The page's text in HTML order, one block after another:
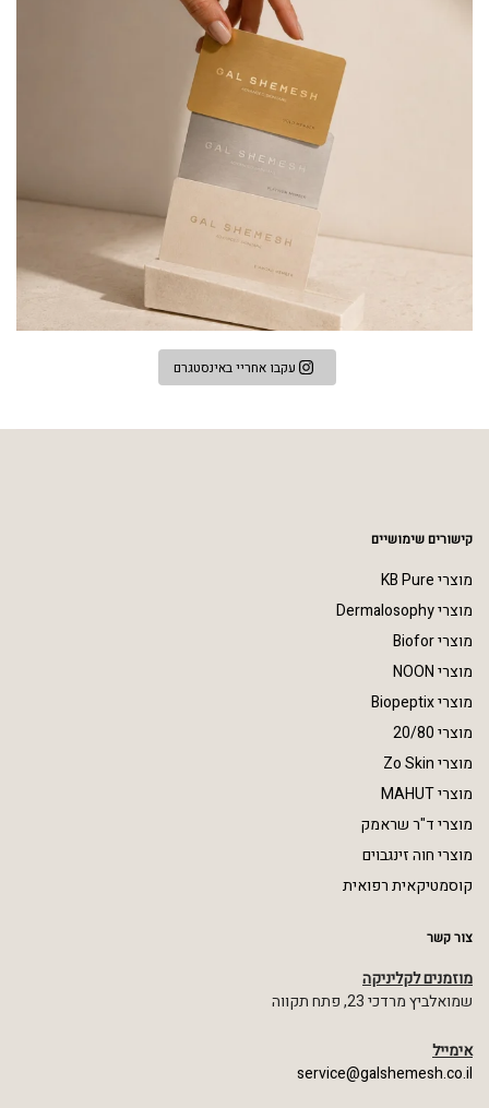
עקבו אחריי באינסטגרם
קישורים שימושיים
מוצרי KB Pure
מוצרי Dermalosophy
מוצרי Biofor
מוצרי NOON
מוצרי Biopeptix
מוצרי 20/80
מוצרי Zo Skin
מוצרי MAHUT
מוצרי ד"ר שראמק
מוצרי חוה זינגבוים
קוסמטיקאית רפואית
צור קשר
מוזמנים לקליניקה
שמואלביץ מרדכי 23, פתח תקווה
אימייל
service@galshemesh.co.il